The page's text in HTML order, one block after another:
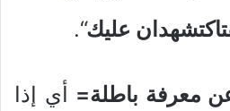
عليك“.
معرفة باطلة= أي إذا